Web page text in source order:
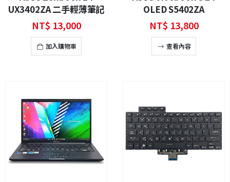
UX3402ZA 二手輕薄筆記
型電腦
NT$ 13,000
加入購物車
OLED S5402ZA
NT$ 13,800
查看內容